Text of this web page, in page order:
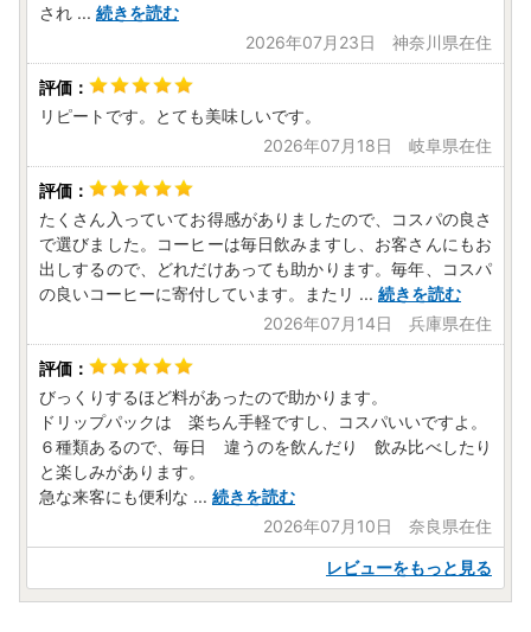
され ... 続きを読む
2026年07月23日 神奈川県在住
リピートです。とても美味しいです。
2026年07月18日 岐阜県在住
たくさん入っていてお得感がありましたので、コスパの良さ
で選びました。コーヒーは毎日飲みますし、お客さんにもお
出しするので、どれだけあっても助かります。毎年、コスパ
の良いコーヒーに寄付しています。またリ ... 続きを読む
2026年07月14日 兵庫県在住
びっくりするほど料があったので助かります。
ドリップパックは 楽ちん手軽ですし、コスパいいですよ。
６種類あるので、毎日 違うのを飲んだり 飲み比べしたり
と楽しみがあります。
急な来客にも便利な ... 続きを読む
2026年07月10日 奈良県在住
レビューをもっと見る